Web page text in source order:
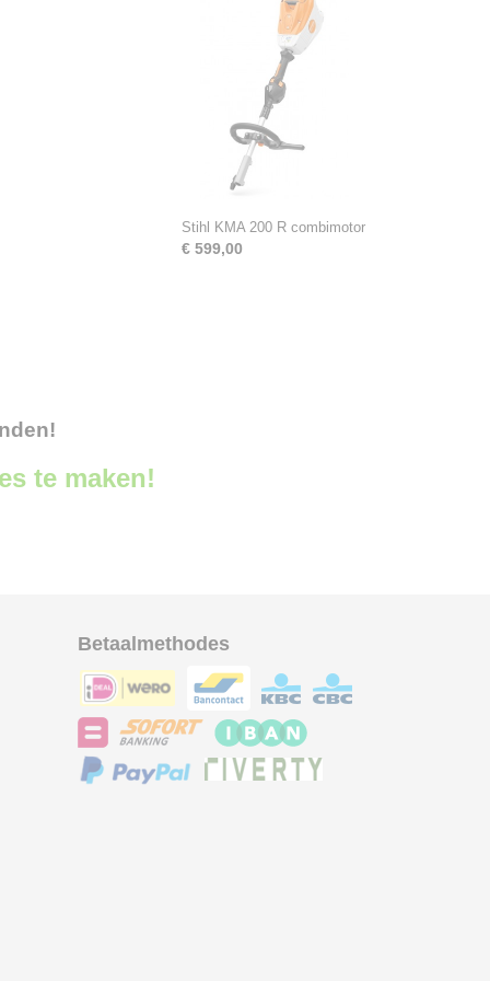
Stihl KMA 200 R combimotor
€ 599,00
te maken!
Betaalmethodes